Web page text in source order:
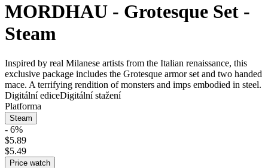
MORDHAU - Grotesque Set -
Steam
Inspired by real Milanese artists from the Italian renaissance, this
exclusive package includes the Grotesque armor set and two handed
mace. A terrifying rendition of monsters and imps embodied in steel.
Digitální ediceDigitální stažení
Platforma
Steam
- 6%
$5.89
$5.49
Price watch